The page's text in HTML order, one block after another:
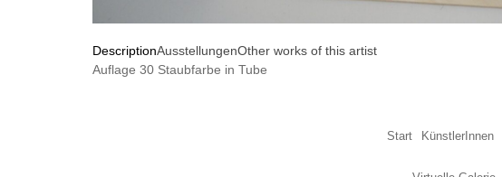
DescriptionAusstellungenOther works of this artist
Auflage 30 Staubfarbe in Tube
Start KünstlerInnen